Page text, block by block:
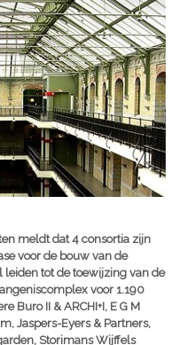
meldt dat 4 consortia zijn
voor de bouw van de
tot de toewijzing van de
voor 1.190
Buro II & ARCHI+I, E G M
Jaspers-Eyers & Partners,
Storimans Wijffels